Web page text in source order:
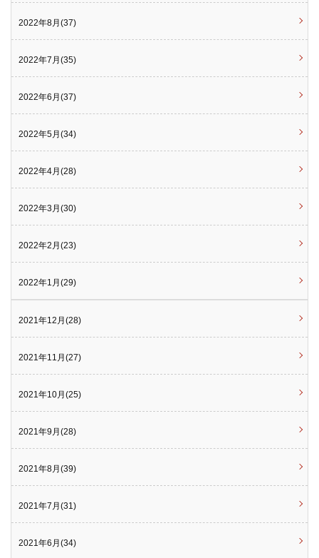
2022年8月(37)
2022年7月(35)
2022年6月(37)
2022年5月(34)
2022年4月(28)
2022年3月(30)
2022年2月(23)
2022年1月(29)
2021年12月(28)
2021年11月(27)
2021年10月(25)
2021年9月(28)
2021年8月(39)
2021年7月(31)
2021年6月(34)